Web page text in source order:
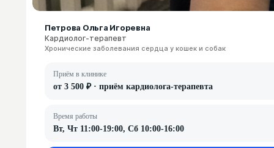
Петрова Ольга Игоревна
Кардиолог-терапевт
Хронические заболевания сердца у кошек и собак
Приём в клинике
от 3 500 ₽ · приём кардиолога-терапевта
Время работы
Вт, Чт 11:00-19:00, Сб 10:00-16:00